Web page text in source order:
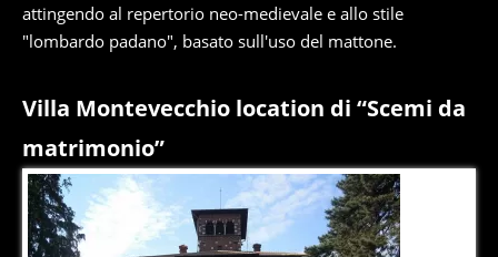
attingendo al repertorio neo-medievale e allo stile
"lombardo padano", basato sull'uso del mattone.
Villa Montevecchio location di “Scemi da
matrimonio”